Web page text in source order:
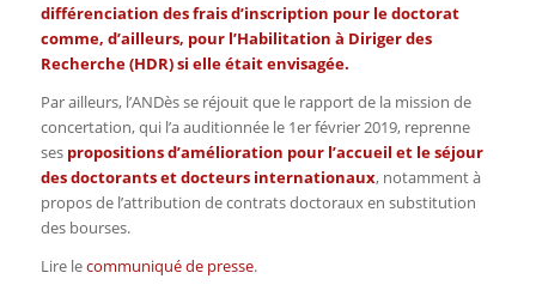
différenciation des frais d’inscription pour le doctorat
comme, d’ailleurs, pour l’Habilitation à Diriger des
Recherche (HDR) si elle était envisagée.
Par ailleurs, l’ANDès se réjouit que le rapport de la mission de
concertation, qui l’a auditionnée le 1er février 2019, reprenne
ses propositions d’amélioration pour l’accueil et le séjour
des doctorants et docteurs internationaux, notamment à
propos de l’attribution de contrats doctoraux en substitution
des bourses.
Lire lecommuniqué de presse.